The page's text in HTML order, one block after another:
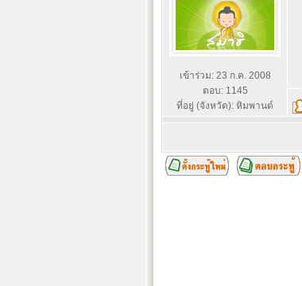
เข้าร่วม: 23 ก.ค. 2008
ตอบ: 1145
ที่อยู่ (จังหวัด): หิมพานต์